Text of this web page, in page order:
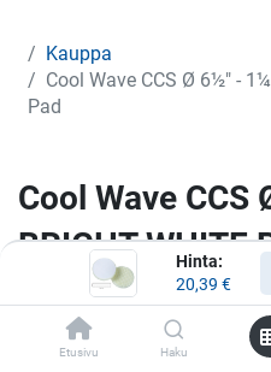
Hinta:
20,39 €
Etusivu Haku
Kauppa
Cool Wave CCS Ø 6½" -
Pad
Cool Wave
BRIGHT WHITE
Vaahtomuovilaikka
20,39€